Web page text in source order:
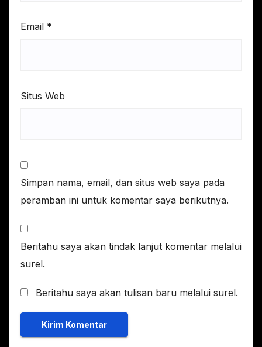
Email *
Situs Web
Simpan nama, email, dan situs web saya pada
peramban ini untuk komentar saya berikutnya.
Beritahu saya akan tindak lanjut komentar melalui
surel.
Beritahu saya akan tulisan baru melalui surel.